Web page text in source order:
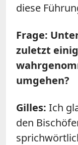
diese
Frage:
zuletzt
umgehen?
Gilles: Ich
den